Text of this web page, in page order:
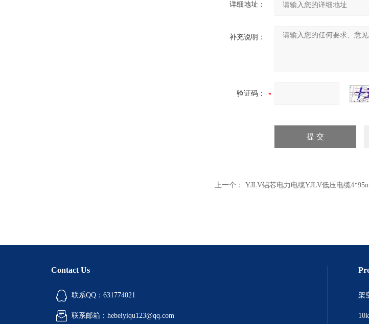
详细地址：
补充说明：
验证码：
上一个： YJLV铝芯电力电缆YJLV低压电缆
Contact Us
联系QQ：631774021
联系邮箱：hebeiyiqu123@qq.com